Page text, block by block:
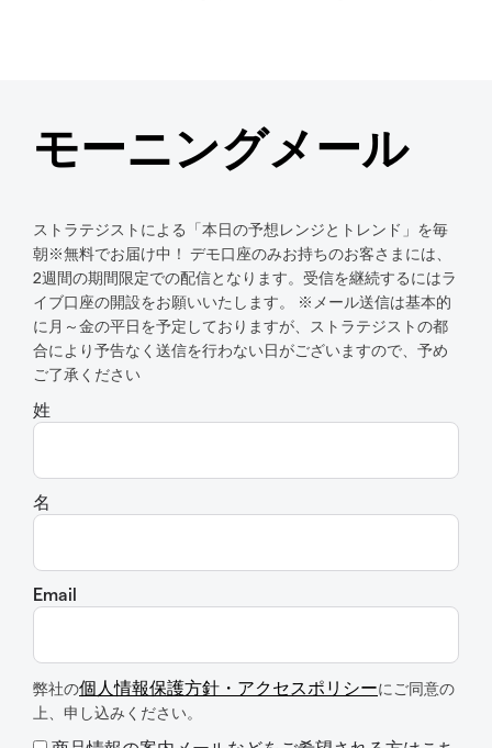
モーニングメール
ストラテジストによる「本日の予想レンジとトレンド」を毎
朝※無料でお届け中！ デモ口座のみお持ちのお客さまには、
2週間の期間限定での配信となります。受信を継続するにはラ
イブ口座の開設をお願いいたします。 ※メール送信は基本的
に月～金の平日を予定しておりますが、ストラテジストの都
合により予告なく送信を行わない日がございますので、予め
ご了承ください
姓
名
Email
弊社の個人情報保護方針・アクセスポリシーにご同意の
上、申し込みください。